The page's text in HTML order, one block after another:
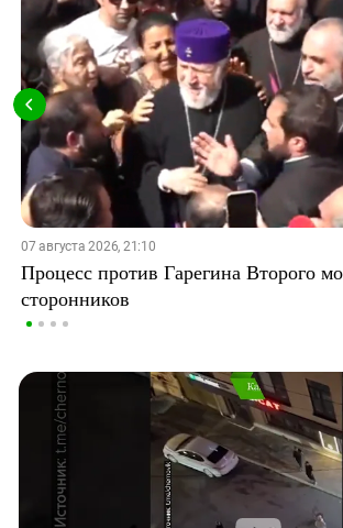
07 августа 2026, 21:10
Процесс против Гарегина Второго
сторонников